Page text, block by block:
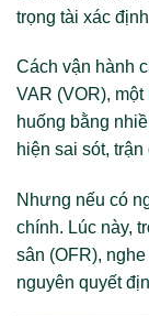
trọng tài xác
Cách vận hành
VAR (VOR),
huống bằng
hiện sai sót,
Nhưng nếu có
chính. Lúc này,
sân (OFR),
nguyên quyết